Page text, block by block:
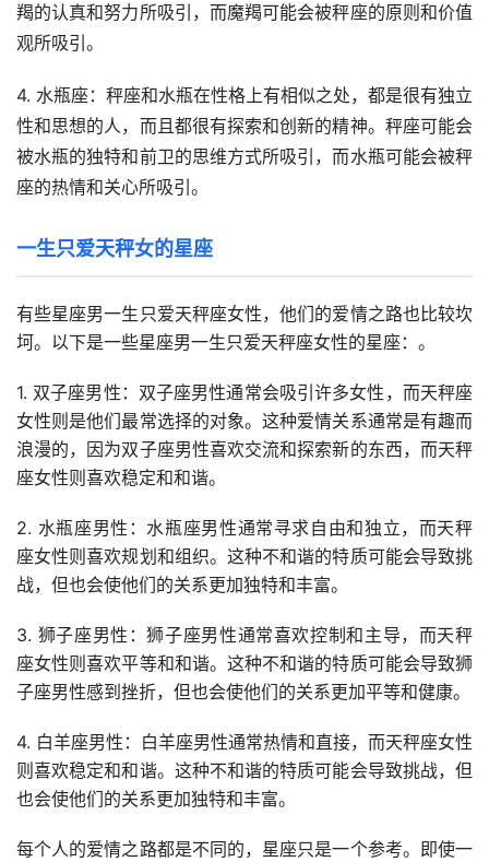
羯的认真和努力所吸引，而魔羯可能会被秤座的原则和价值
观所吸引。
4. 水瓶座：秤座和水瓶在性格上有相似之处，都是很有独立
性和思想的人，而且都很有探索和创新的精神。秤座可能会
被水瓶的独特和前卫的思维方式所吸引，而水瓶可能会被秤
座的热情和关心所吸引。
一生只爱天秤女的星座
有些星座男一生只爱天秤座女性，他们的爱情之路也比较坎
坷。以下是一些星座男一生只爱天秤座女性的星座：。
1. 双子座男性：双子座男性通常会吸引许多女性，而天秤座
女性则是他们最常选择的对象。这种爱情关系通常是有趣而
浪漫的，因为双子座男性喜欢交流和探索新的东西，而天秤
座女性则喜欢稳定和和谐。
2. 水瓶座男性：水瓶座男性通常寻求自由和独立，而天秤
座女性则喜欢规划和组织。这种不和谐的特质可能会导致挑
战，但也会使他们的关系更加独特和丰富。
3. 狮子座男性：狮子座男性通常喜欢控制和主导，而天秤
座女性则喜欢平等和和谐。这种不和谐的特质可能会导致狮
子座男性感到挫折，但也会使他们的关系更加平等和健康。
4. 白羊座男性：白羊座男性通常热情和直接，而天秤座女性
则喜欢稳定和和谐。这种不和谐的特质可能会导致挑战，但
也会使他们的关系更加独特和丰富。
每个人的爱情之路都是不同的，星座只是一个参考。即使一